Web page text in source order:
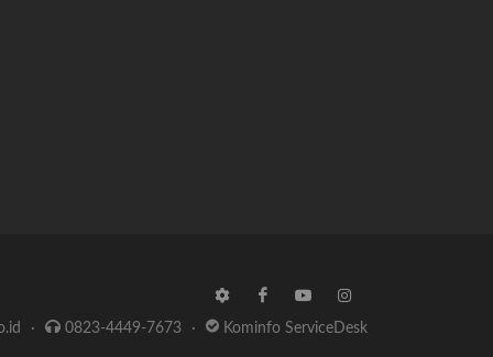
· 0823-4449-7673 · Kominfo ServiceDesk